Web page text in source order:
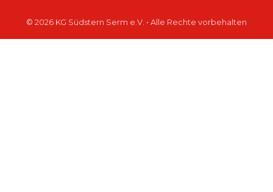
© 2026 KG Südstern Serm e.V. • Alle Rechte vorbehalten